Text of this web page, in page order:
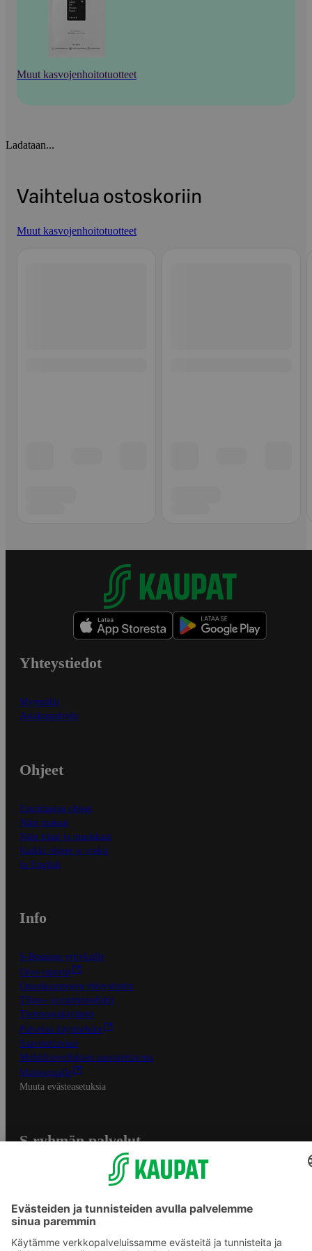
Muut kasvojenhoitotuotteet
Ladataan...
Vaihtelua ostoskoriin
Muut kasvojenhoitotuotteet
Yhteystiedot
Myymälät
Asiakaspalvelu
Ohjeet
Ensitilaajan ohjeet
Näin maksat
Näin tilaat ja muokkaat
Kaikki ohjeet ja vinkit
In English
Info
S-Business yrityksille
Oiva-raportit
Osuuskauppojen yhteystiedot
Tilaus- ja toimitusehdot
Tietosuojakäytäntö
Palvelun käyttöehdot
Saavutettavuus
Mobiilisovelluksen saavutettavuus
Mainostajalle
Muuta evästeasetuksia
S-ryhmän palvelut
Yhteishyvä Ruoka -sovellus
S-ostoslista -sovellus
Prisma.fi